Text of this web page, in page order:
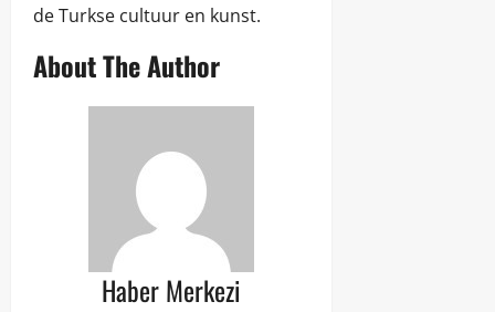
de Turkse cultuur en kunst.
About The Author
Haber Merkezi